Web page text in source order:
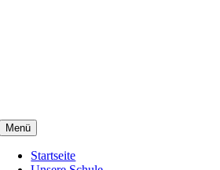
Menü
Startseite